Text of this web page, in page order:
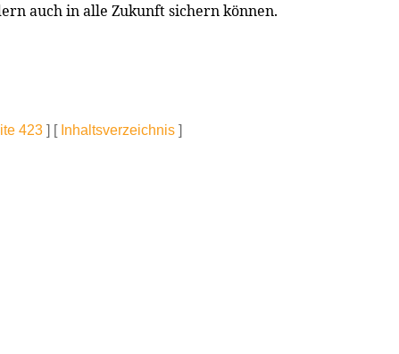
auch in alle Zukunft sichern können.
423 ] [ Inhaltsverzeichnis ]